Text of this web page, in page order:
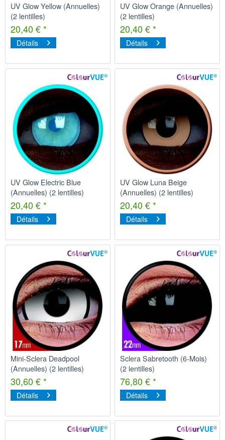
UV Glow Yellow (Annuelles)
(2 lentilles)
20,40 € *
Détails
UV Glow Orange (Annuelles)
(2 lentilles)
20,40 € *
Détails
UV Glow Electric Blue
(Annuelles) (2 lentilles)
20,40 € *
Détails
UV Glow Luna Beige
(Annuelles) (2 lentilles)
20,40 € *
Détails
Mini-Sclera Deadpool
(Annuelles) (2 lentilles)
30,60 € *
Détails
Sclera Sabretooth (6-Mois)
(2 lentilles)
76,80 € *
Détails